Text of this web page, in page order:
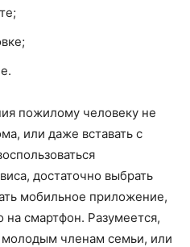
пожилому человеку не
или даже вставать с
достаточно выбрать
мобильное приложение,
на смартфон. Разумеется,
членам семьи, или